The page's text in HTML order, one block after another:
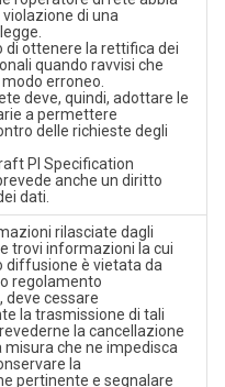
di una
di ottenere la rettifica dei
quando ravvisi che
erroneo.
deve, quindi, adottare le
a permettere
delle richieste degli
PI Specification
anche un diritto
dati.
rilasciate dagli
trovi informazioni la cui
diffusione è vietata da
regolamento
cessare
la trasmissione di tali
la cancellazione
misura che ne impedisca
la
pertinente e segnalare